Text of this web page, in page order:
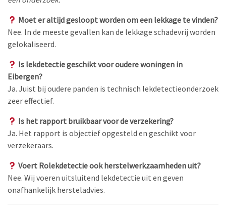
Moet er altijd gesloopt worden om een lekkage te vinden?
Nee. In de meeste gevallen kan de lekkage schadevrij worden
gelokaliseerd.
Is lekdetectie geschikt voor oudere woningen in
Eibergen?
Ja. Juist bij oudere panden is technisch lekdetectieonderzoek
zeer effectief.
Is het rapport bruikbaar voor de verzekering?
Ja. Het rapport is objectief opgesteld en geschikt voor
verzekeraars.
Voert Rolekdetectie ook herstelwerkzaamheden uit?
Nee. Wij voeren uitsluitend lekdetectie uit en geven
onafhankelijk hersteladvies.